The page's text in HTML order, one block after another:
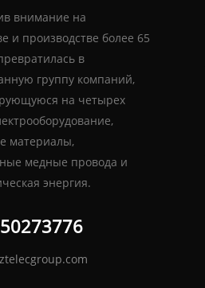
внимание на
и производстве более 65
в
группу компаний,
на четырех
материалы,
медные провода и
энергия.